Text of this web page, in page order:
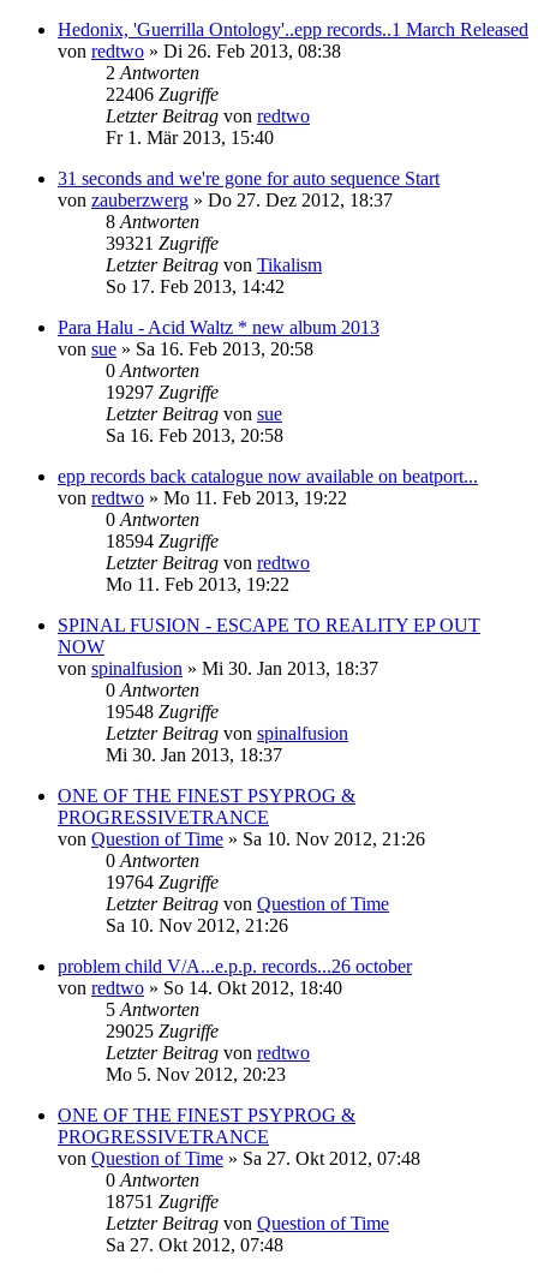
Hedonix, 'Guerrilla Ontology'..epp records..1 March Released
von redtwo » Di 26. Feb 2013, 08:38
2 Antworten
22406 Zugriffe
Letzter Beitrag von redtwo
Fr 1. Mär 2013, 15:40
31 seconds and we're gone for auto sequence Start
von zauberzwerg » Do 27. Dez 2012, 18:37
8 Antworten
39321 Zugriffe
Letzter Beitrag von Tikalism
So 17. Feb 2013, 14:42
Para Halu - Acid Waltz * new album 2013
von sue » Sa 16. Feb 2013, 20:58
0 Antworten
19297 Zugriffe
Letzter Beitrag von sue
Sa 16. Feb 2013, 20:58
epp records back catalogue now available on beatport...
von redtwo » Mo 11. Feb 2013, 19:22
0 Antworten
18594 Zugriffe
Letzter Beitrag von redtwo
Mo 11. Feb 2013, 19:22
SPINAL FUSION - ESCAPE TO REALITY EP OUT
NOW
von spinalfusion » Mi 30. Jan 2013, 18:37
0 Antworten
19548 Zugriffe
Letzter Beitrag von spinalfusion
Mi 30. Jan 2013, 18:37
ONE OF THE FINEST PSYPROG &
PROGRESSIVETRANCE
von Question of Time » Sa 10. Nov 2012, 21:26
0 Antworten
19764 Zugriffe
Letzter Beitrag von Question of Time
Sa 10. Nov 2012, 21:26
problem child V/A...e.p.p. records...26 october
von redtwo » So 14. Okt 2012, 18:40
5 Antworten
29025 Zugriffe
Letzter Beitrag von redtwo
Mo 5. Nov 2012, 20:23
ONE OF THE FINEST PSYPROG &
PROGRESSIVETRANCE
von Question of Time » Sa 27. Okt 2012, 07:48
0 Antworten
18751 Zugriffe
Letzter Beitrag von Question of Time
Sa 27. Okt 2012, 07:48